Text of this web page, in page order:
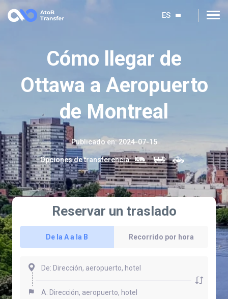
ES
Cómo llegar de
Ottawa a Aeropuerto
de Montreal
Publicado en: 2024-07-15
Opciones de transferencia:
Reservar un traslado
De la A a la B Recorrido por hora